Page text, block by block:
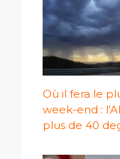
Où il fera le
week-end :
plus de 40